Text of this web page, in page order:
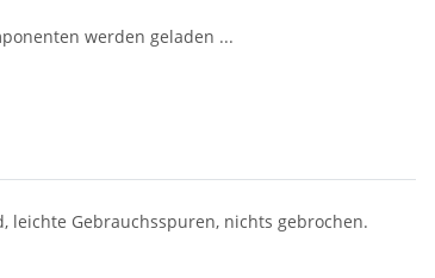
werden geladen ...
leichte Gebrauchsspuren, nichts gebrochen.